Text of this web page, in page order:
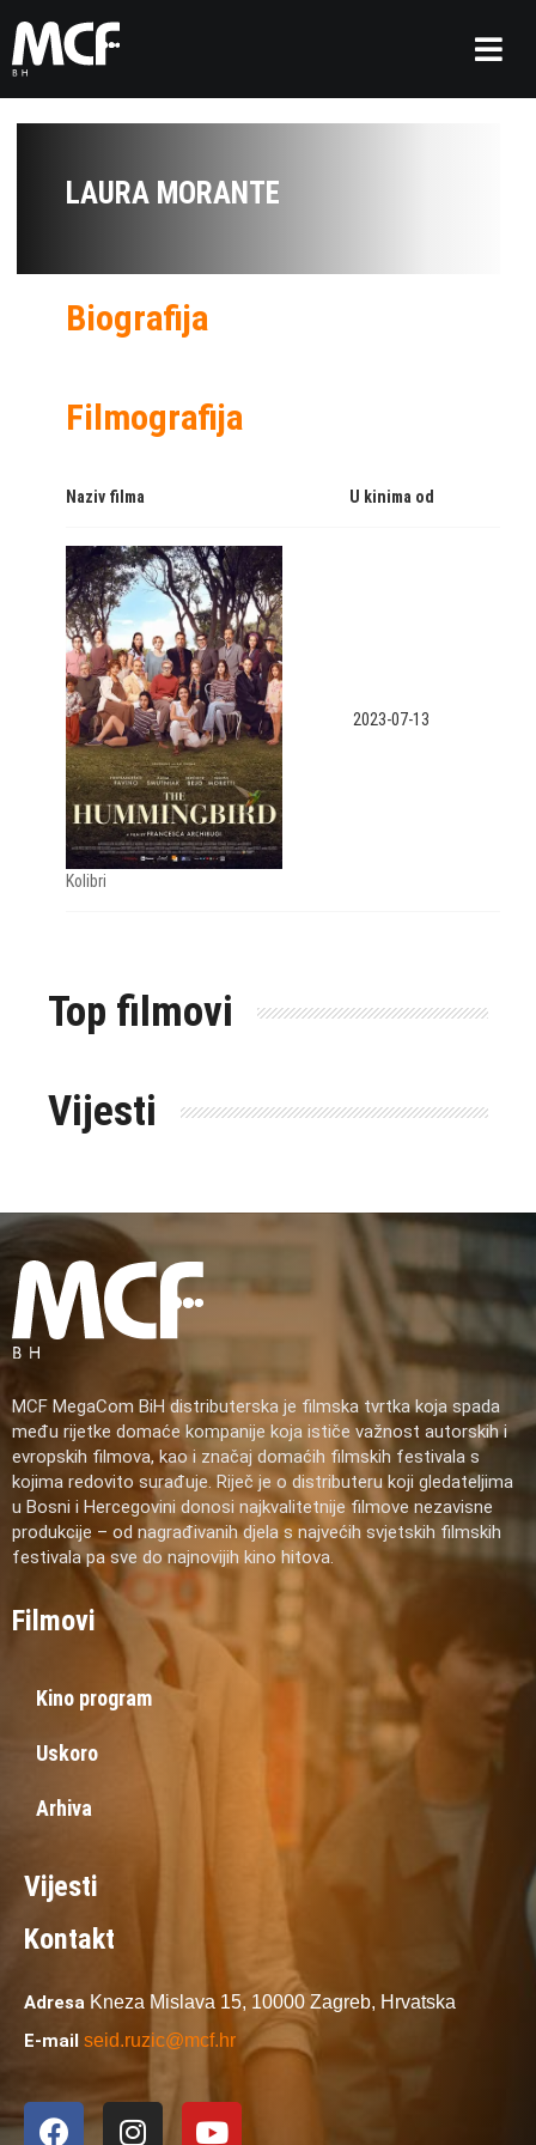
LAURA MORANTE
Biografija
Filmografija
Naziv filma U kinima od
Kolibri
2023-07-13
Top filmovi
Vijesti
MCF MegaCom BiH distributerska je filmska tvrtka koja spada
među rijetke domaće kompanije koja ističe važnost autorskih i
evropskih filmova, kao i značaj domaćih filmskih festivala s
kojima redovito surađuje. Riječ je o distributeru koji gledateljima
u Bosni i Hercegovini donosi najkvalitetnije filmove nezavisne
produkcije – od nagrađivanih djela s najvećih svjetskih filmskih
festivala pa sve do najnovijih kino hitova.
Filmovi
Kino program
Uskoro
Arhiva
Vijesti
Kontakt
Adresa Kneza Mislava 15, 10000 Zagreb, Hrvatska
E-mail seid.ruzic@mcf.hr